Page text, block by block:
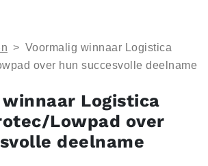
> Voormalig winnaar Logistica
over hun succesvolle deelname
Logistica
Lowpad over
deelname